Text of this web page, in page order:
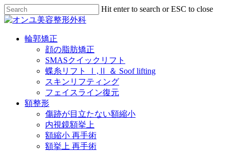
Skip
to
main
content
Hit enter to search or ESC to close
Close
Menu
輪郭矯正
顔の脂肪矯正
SMASクイックリフト
蝶糸リフト Ⅰ,Ⅱ ＆ Soof lifting
スキンリフティング
フェイスライン復元
額整形
傷跡が目立たない額縮小
内視鏡額挙上
額縮小 再手術
額挙上 再手術